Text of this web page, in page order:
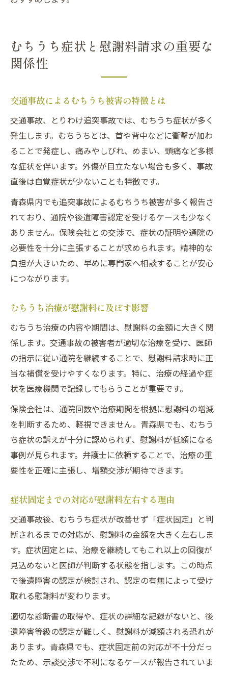
むちうち症状と慰謝料請求の重要な
関係性
交通事故によるむちうち被害の特徴とは
交通事故、とりわけ追突事故では、むちうち症状が多く
発生します。むちうちとは、首や背中などに衝撃が加わ
ることで発症し、痛みやしびれ、めまい、頭痛など多様
な症状を伴います。外傷が目立たない場合も多く、事故
直後は自覚症状が少ないことも特徴です。
青森県内でも追突事故によるむちうち被害が多く報告さ
れており、通院や後遺障害認定を受けるケースも少なく
ありません。保険会社との交渉で、症状の証明や通院の
必要性を十分に主張することが求められます。精神的な
負担が大きいため、早めに専門家へ相談することが安心
につながります。
むちうち治療が慰謝料に及ぼす影響
むちうち治療の内容や期間は、慰謝料の金額に大きく関
係します。交通事故の被害者が適切な治療を受け、医師
の指示に従い通院を継続することで、慰謝料請求時に正
当な補償を受けやすくなります。特に、治療の経過や症
状を医療機関で記録してもらうことが重要です。
保険会社は、通院回数や治療期間を根拠に慰謝料の増減
を判断するため、軽視できません。青森県でも、むちう
ち症状の訴えが十分に認められず、慰謝料が低額になる
事例が見られます。弁護士に依頼することで、治療の重
要性を正確に主張し、増額交渉が期待できます。
症状固定までの対応が慰謝料左右する理由
交通事故後、むちうち症状が改善せず「症状固定」と判
断されるまでの対応が、慰謝料の金額を大きく左右しま
す。症状固定とは、治療を継続してもこれ以上の回復が
見込めないと医師が判断する状態を指します。この時点
で後遺障害の認定が検討され、認定の有無によって受け
取れる慰謝料が変わります。
適切な診断書の取得や、症状の詳細な記録がないと、後
遺障害等級の認定が難しく、慰謝料が減額される恐れが
あります。青森県でも、症状固定前の対応が不十分だっ
たため、示談交渉で不利になるケースが報告されていま